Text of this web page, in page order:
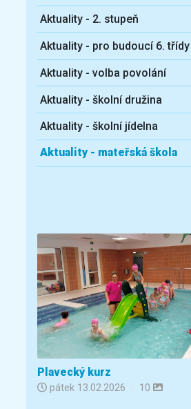
Aktuality - 2. stupeň
Aktuality - pro budoucí 6. třídy
Aktuality - volba povolání
Aktuality - školní družina
Aktuality - školní jídelna
Aktuality - mateřská škola
Plavecký kurz
pátek 13.02.2026 10